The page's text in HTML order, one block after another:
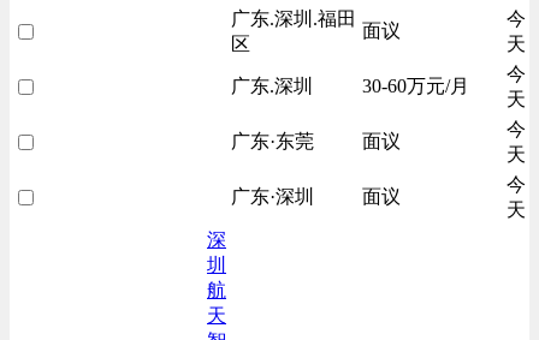
广东.深圳.福田
区
面议
今
天
广东.深圳 30-60万元/月
今
天
广东·东莞 面议
今
天
广东·深圳 面议
今
天
深
圳
航
天